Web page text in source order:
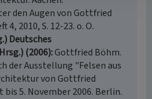
den Augen von Gottfried
2010, S. 12-23. o. O.
Deutsches
(2006) Gottfried Böhm.
der Ausstellung "Felsen aus
von Gottfried
bis 5. November 2006. Berlin.